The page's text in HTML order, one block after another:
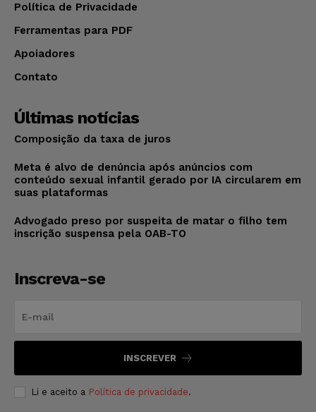
Política de Privacidade
Ferramentas para PDF
Apoiadores
Contato
Últimas notícias
Composição da taxa de juros
Meta é alvo de denúncia após anúncios com
conteúdo sexual infantil gerado por IA circularem em
suas plataformas
Advogado preso por suspeita de matar o filho tem
inscrição suspensa pela OAB-TO
Inscreva-se
INSCREVER
Li e aceito a Política de privacidade.